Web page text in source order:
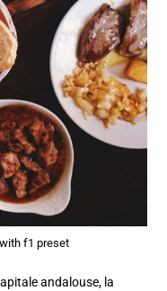
f1 preset
andalouse, la